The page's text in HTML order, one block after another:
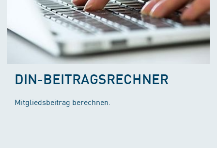
DIN-BEITRAGSRECHNER
Mitgliedsbeitrag berechnen.